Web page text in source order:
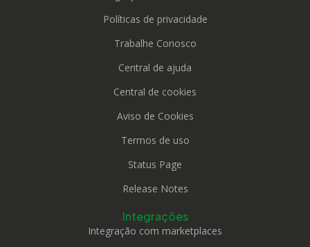
Políticas de privacidade
Trabalhe Conosco
Central de ajuda
Central de cookies
Aviso de Cookies
Termos de uso
Status Page
Release Notes
Integrações
Integração com marketplaces